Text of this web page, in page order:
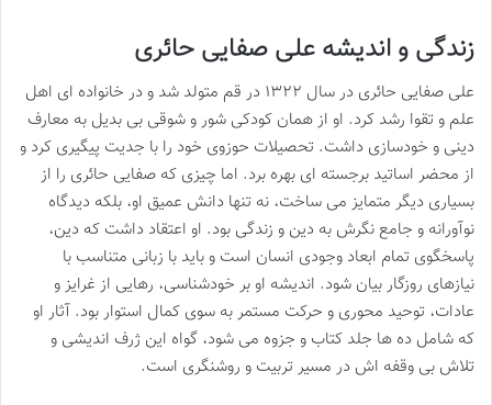
زندگی و اندیشه علی صفایی حائری
علی صفایی حائری در سال ۱۳۲۲ در قم متولد شد و در خانواده ای اهل
علم و تقوا رشد کرد. او از همان کودکی شور و شوقی بی بدیل به معارف
دینی و خودسازی داشت. تحصیلات حوزوی خود را با جدیت پیگیری کرد و
از محضر اساتید برجسته ای بهره برد. اما چیزی که صفایی حائری را از
بسیاری دیگر متمایز می ساخت، نه تنها دانش عمیق او، بلکه دیدگاه
نوآورانه و جامع نگرش به دین و زندگی بود. او اعتقاد داشت که دین،
پاسخگوی تمام ابعاد وجودی انسان است و باید با زبانی متناسب با
نیازهای روزگار بیان شود. اندیشه او بر خودشناسی، رهایی از غرایز و
عادات، توحید محوری و حرکت مستمر به سوی کمال استوار بود. آثار او
که شامل ده ها جلد کتاب و جزوه می شود، گواه این ژرف اندیشی و
تلاش بی وقفه اش در مسیر تربیت و روشنگری است.